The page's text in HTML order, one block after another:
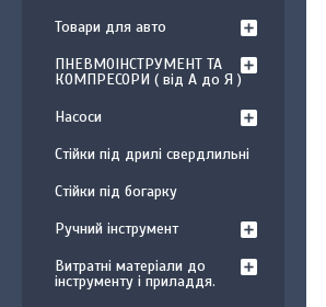
Товари для авто
ПНЕВМОІНСТРУМЕНТ ТА
КОМПРЕСОРИ ( від А до Я )
Насоси
Стійки під дрилі свердлильні
Стійки під богарку
Ручний інструмент
Витратні матеріали до
інструменту і приладдя.